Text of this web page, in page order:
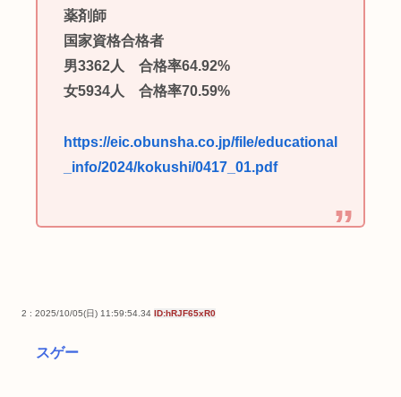
薬剤師
国家資格合格者
男3362人 合格率64.92%
女5934人 合格率70.59%
https://eic.obunsha.co.jp/file/educational
_info/2024/kokushi/0417_01.pdf
2 : 2025/10/05(日) 11:59:54.34 ID:hRJF65xR0
スゲー